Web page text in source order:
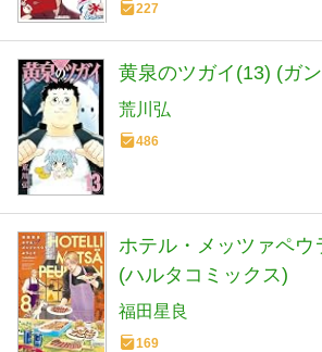
227
黄泉のツガイ(13) (ガ
荒川弘
486
ホテル・メッツァペウ
(ハルタコミックス)
福田星良
169